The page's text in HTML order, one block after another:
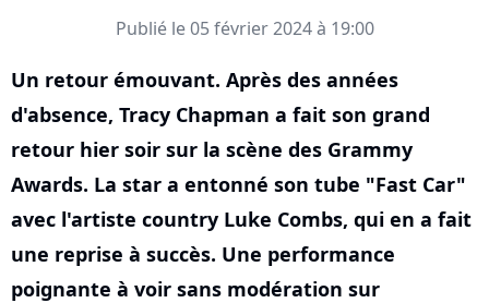
Publié le 05 février 2024 à 19:00
Un retour émouvant. Après des années
d'absence, Tracy Chapman a fait son grand
retour hier soir sur la scène des Grammy
Awards. La star a entonné son tube "Fast Car"
avec l'artiste country Luke Combs, qui en a fait
une reprise à succès. Une performance
poignante à voir sans modération sur